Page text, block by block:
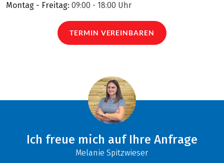
Montag - Freitag: 09:00 - 18:00 Uhr
TERMIN VEREINBAREN
Ich freue mich auf Ihre Anfrage
Melanie Spitzwieser